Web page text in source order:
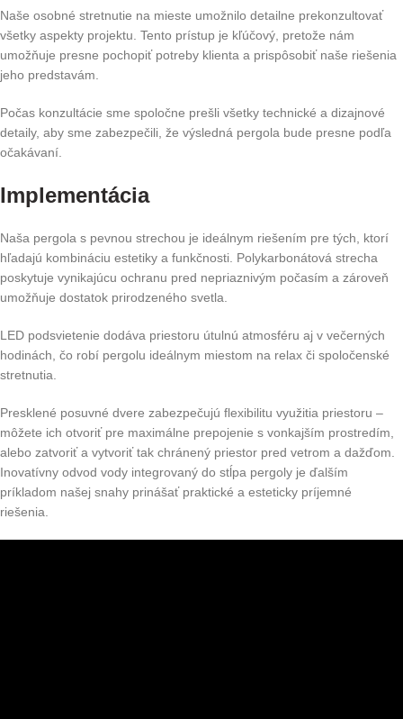
Naše osobné stretnutie na mieste umožnilo detailne prekonzultovať
všetky aspekty projektu. Tento prístup je kľúčový, pretože nám
umožňuje presne pochopiť potreby klienta a prispôsobiť naše riešenia
jeho predstavám.
Počas konzultácie sme spoločne prešli všetky technické a dizajnové
detaily, aby sme zabezpečili, že výsledná pergola bude presne podľa
očakávaní.
Implementácia
Naša pergola s pevnou strechou je ideálnym riešením pre tých, ktorí
hľadajú kombináciu estetiky a funkčnosti. Polykarbonátová strecha
poskytuje vynikajúcu ochranu pred nepriaznivým počasím a zároveň
umožňuje dostatok prirodzeného svetla.
LED podsvietenie dodáva priestoru útulnú atmosféru aj v večerných
hodinách, čo robí pergolu ideálnym miestom na relax či spoločenské
stretnutia.
Presklené posuvné dvere zabezpečujú flexibilitu využitia priestoru –
môžete ich otvoriť pre maximálne prepojenie s vonkajším prostredím,
alebo zatvoriť a vytvoriť tak chránený priestor pred vetrom a dažďom.
Inovatívny odvod vody integrovaný do stĺpa pergoly je ďalším
príkladom našej snahy prinášať praktické a esteticky príjemné
riešenia.